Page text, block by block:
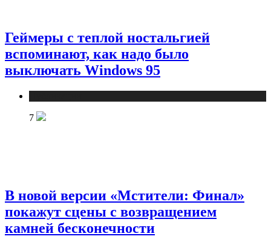
Геймеры с теплой ностальгией
вспоминают, как надо было
выключать Windows 95
7
В новой версии «Мстители: Финал»
покажут сцены с возвращением
камней бесконечности